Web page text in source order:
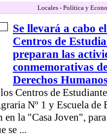
Locales - Política y
Se llevará a cabo
Centros de
preparan las
conmemorativas
Derechos
Centros de
Nº 1 y Escuela de
en la "Casa Joven",
se ...